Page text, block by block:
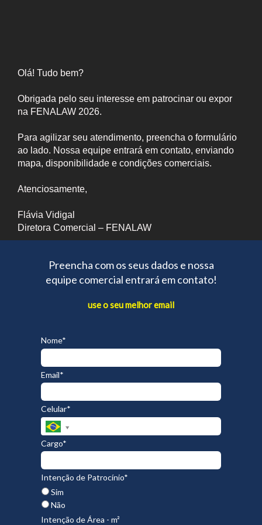
Olá! Tudo bem?
Obrigada pelo seu interesse em patrocinar ou expor
na FENALAW 2026.
Para agilizar seu atendimento, preencha o formulário
ao lado. Nossa equipe entrará em contato, enviando
mapa, disponibilidade e condições comerciais.
Atenciosamente,
Flávia Vidigal
Diretora Comercial – FENALAW
Preencha com os seus dados e nossa
equipe comercial entrará em contato!
use o seu melhor email
Nome*
Email*
Celular*
Cargo*
Intenção de Patrocínio*
Sim
Não
Intenção de Área - m²